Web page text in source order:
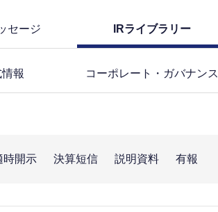
セージ IRライブラリー
報 コーポレート・ガバナンス
時開示 決算短信 説明資料 有報